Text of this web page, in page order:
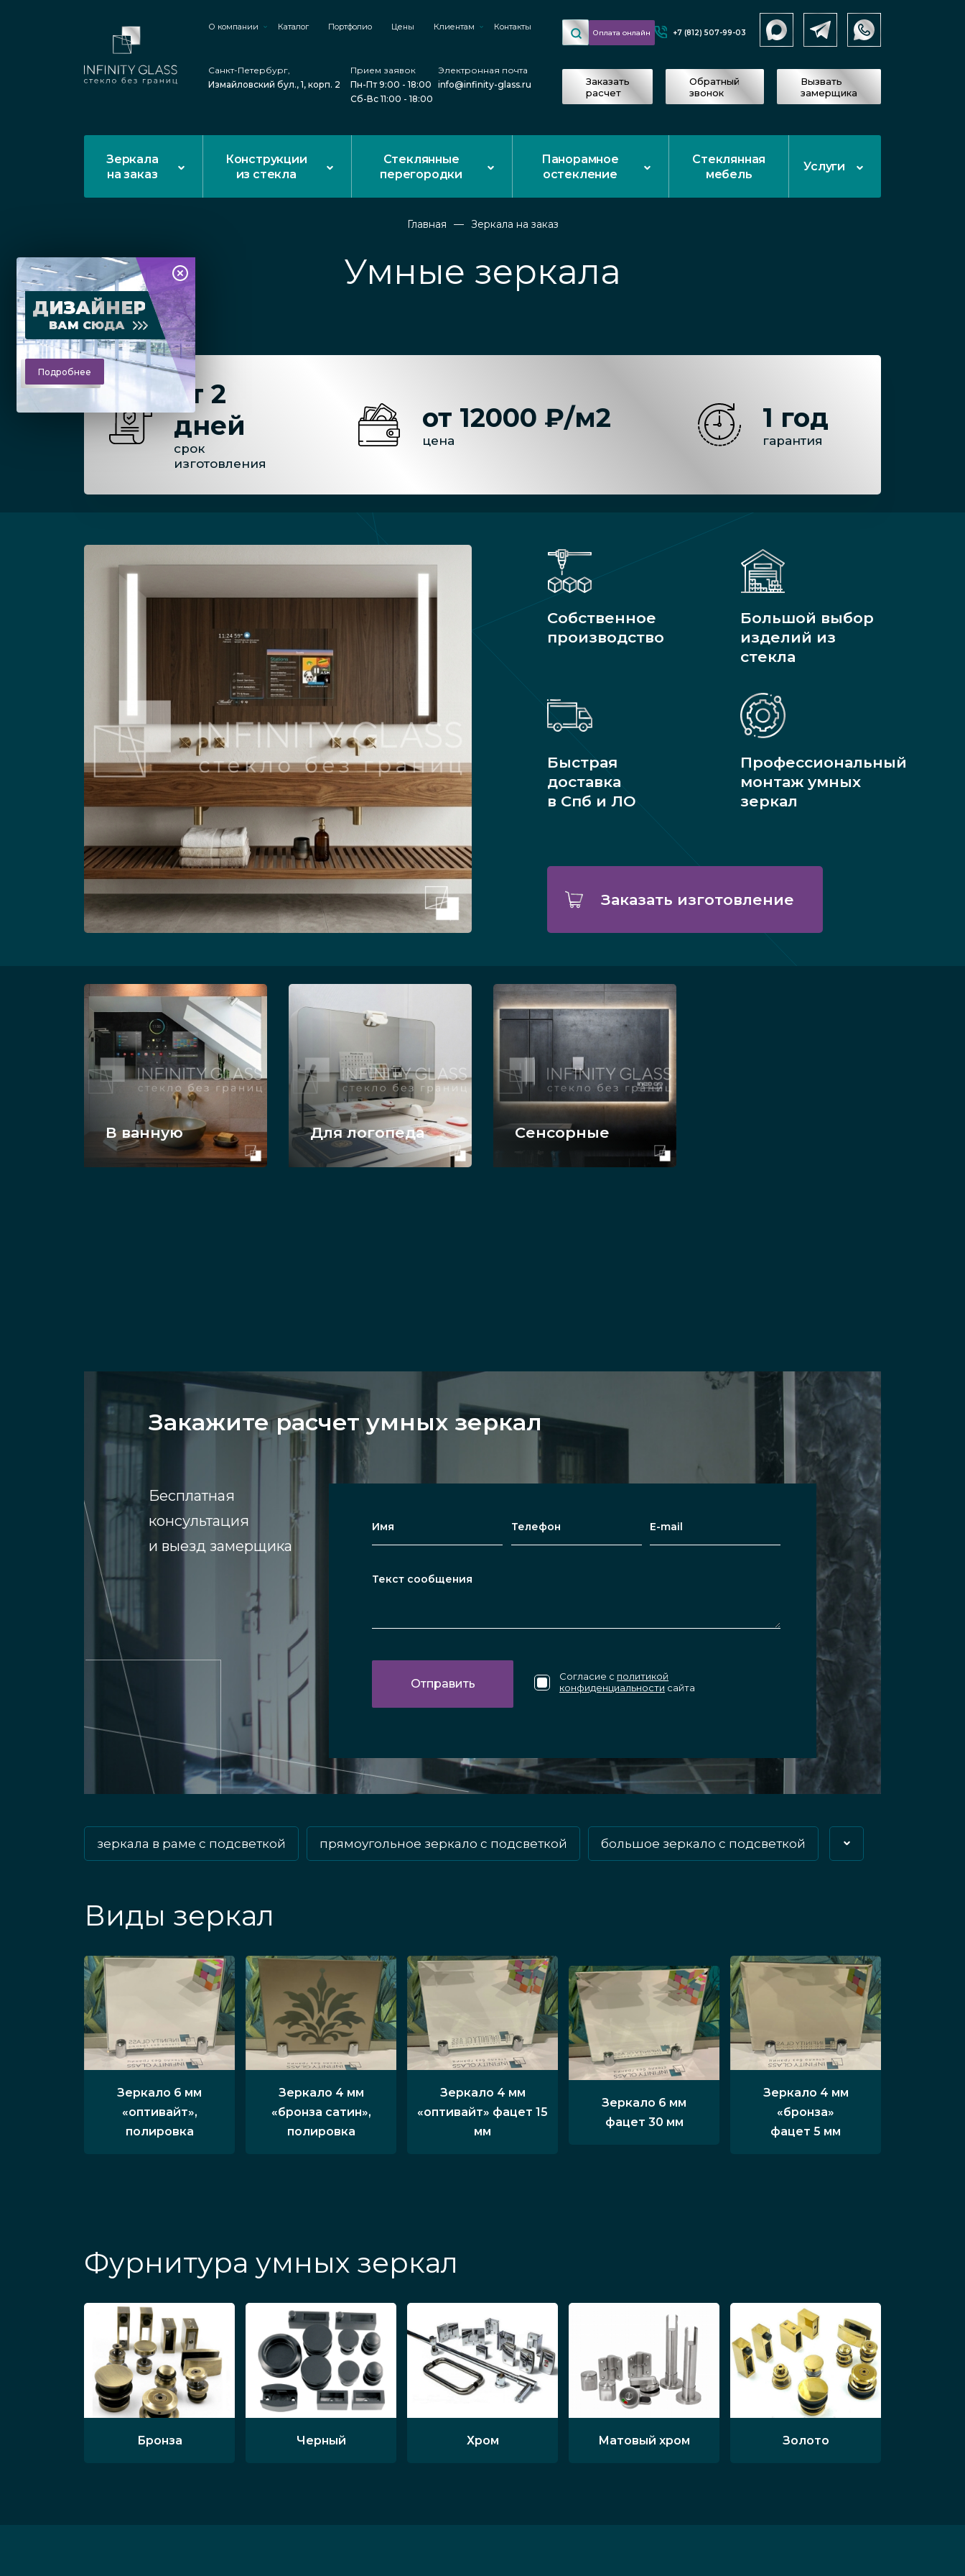
О компании Каталог Портфолио Цены Клиентам Контакты
Санкт-Петербург,
Измайловский бул., 1, корп. 2
Прием заявок
Пн-Пт 9:00 - 18:00
Сб-Вс 11:00 - 18:00
Электронная почта
info@infinity-glass.ru
Оплата онлайн +7 (812) 507-99-03
Заказать
расчет
Обратный
звонок
Вызвать
замерщика
Зеркала
на заказ
Конструкции
из стекла
Стеклянные
перегородки
Панорамное
остекление
Стеклянная
мебель
Услуги
Главная Зеркала на заказ
Умные зеркала
ДИЗАЙНЕР
ВАМ СЮДА
Подробнее
от 2
дней
срок
изготовления
от 12000 ₽/м2
цена
1 год
гарантия
Собственное
производство
Большой выбор
изделий из
стекла
Быстрая
доставка
в Спб и ЛО
Профессиональный
монтаж умных
зеркал
Заказать изготовление
В ванную Для логопеда Сенсорные
Закажите расчет умных зеркал
Бесплатная
консультация
и выезд замерщика
Согласие с политикой
конфиденциальности сайта
зеркала в раме с подсветкой прямоугольное зеркало с подсветкой большое зеркало с подсветкой
Виды зеркал
Зеркало 6 мм
«оптивайт»,
полировка
Зеркало 4 мм
«бронза сатин»,
полировка
Зеркало 4 мм
«оптивайт» фацет 15
мм
Зеркало 6 мм
фацет 30 мм
Зеркало 4 мм
«бронза»
фацет 5 мм
Фурнитура умных зеркал
Бронза Черный Хром Матовый хром Золото